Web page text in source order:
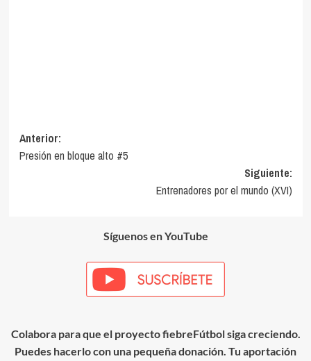
Navegación
de
Anterior:
Presión en bloque alto #5
Siguiente:
Entrenadores por el mundo (XVI)
Síguenos en YouTube
Colabora para que el proyecto fiebreFútbol siga creciendo.
Puedes hacerlo con una pequeña donación. Tu aportación